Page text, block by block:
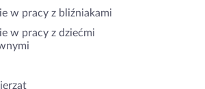
w pracy z bliźniakami
w pracy z dziećmi